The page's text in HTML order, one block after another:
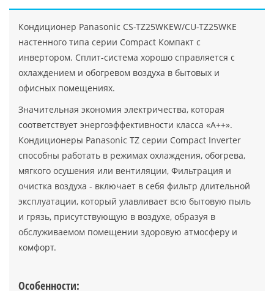
Кондиционер Panasonic CS-TZ25WKEW/CU-TZ25WKE
настенного типа серии Compact Компакт с
инвертором. Сплит-система хорошо справляется с
охлаждением и обогревом воздуха в бытовых и
офисных помещениях.
Значительная экономия электричества, которая
соответствует энергоэффективности класса «А++».
Кондиционеры Panasonic TZ серии Compact Inverter
способны работать в режимах охлаждения, обогрева,
мягкого осушения или вентиляции, Фильтрация и
очистка воздуха - включает в себя фильтр длительной
эксплуатации, который улавливает всю бытовую пыль
и грязь, присутствующую в воздухе, образуя в
обслуживаемом помещении здоровую атмосферу и
комфорт.
Особенности: